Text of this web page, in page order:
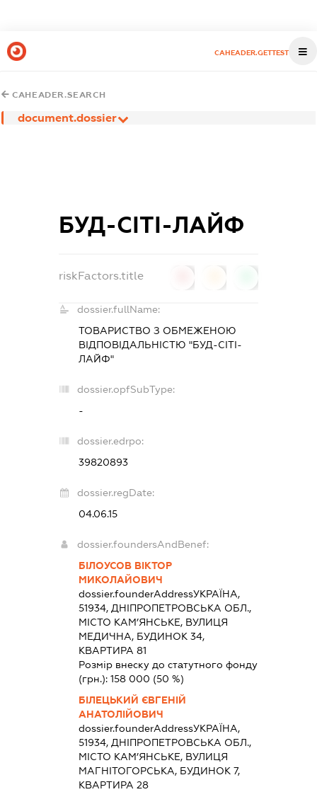
CAHEADER.GETTEST
CAHEADER.SEARCH
document.dossier
БУД-СІТІ-ЛАЙФ
riskFactors.title
dossier.fullName:
ТОВАРИСТВО З ОБМЕЖЕНОЮ
ВІДПОВІДАЛЬНІСТЮ "БУД-СІТІ-
ЛАЙФ"
dossier.opfSubType:
-
dossier.edrpo:
39820893
dossier.regDate:
04.06.15
dossier.foundersAndBenef:
БІЛОУСОВ ВІКТОР
МИКОЛАЙОВИЧ
dossier.founderAddressУКРАЇНА,
51934, ДНІПРОПЕТРОВСЬКА ОБЛ.,
МІСТО КАМ’ЯНСЬКЕ, ВУЛИЦЯ
МЕДИЧНА, БУДИНОК 34,
КВАРТИРА 81
Розмір внеску до статутного фонду
(грн.): 158 000 (50 %)
БІЛЕЦЬКИЙ ЄВГЕНІЙ
АНАТОЛІЙОВИЧ
dossier.founderAddressУКРАЇНА,
51934, ДНІПРОПЕТРОВСЬКА ОБЛ.,
МІСТО КАМ’ЯНСЬКЕ, ВУЛИЦЯ
МАГНІТОГОРСЬКА, БУДИНОК 7,
КВАРТИРА 28